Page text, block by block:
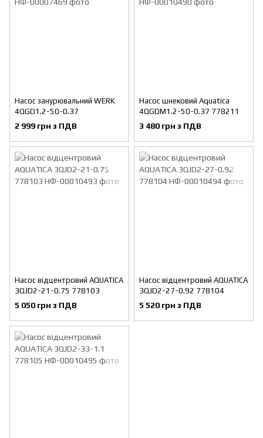
Насос занурювальний WERK
4QGD1.2-50-0.37
2 999 грн з ПДВ
Насос шнековий Aquatica
4QGDM1.2-50-0.37 778211
3 480 грн з ПДВ
Насос відцентровий AQUATICA
3QJD2-21-0.75 778103
5 050 грн з ПДВ
Насос відцентровий AQUATICA
3QJD2-27-0.92 778104
5 520 грн з ПДВ